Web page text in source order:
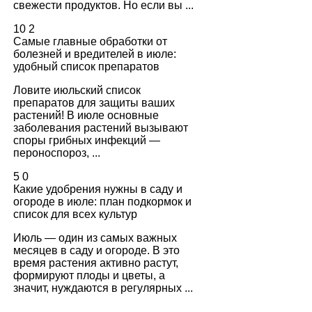
свежести продуктов. Но если вы ...
10 2
Самые главные обработки от
болезней и вредителей в июле:
удобный список препаратов
Ловите июльский список
препаратов для защиты ваших
растений! В июле основные
заболевания растений вызывают
споры грибных инфекций —
пероноспороз, ...
5 0
Какие удобрения нужны в саду и
огороде в июле: план подкормок и
список для всех культур
Июль — один из самых важных
месяцев в саду и огороде. В это
время растения активно растут,
формируют плоды и цветы, а
значит, нуждаются в регулярных ...